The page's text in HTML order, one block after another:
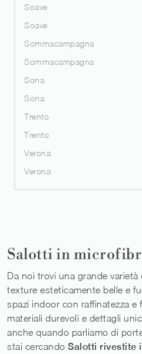
Soave
Soave
Sommacampagna
Sommacampagna
Sona
Sona
Trento
Trento
Verona
Verona
Salotti in
Da noi trovi una grande varietà
texture esteticamente belle e
spazi indoor con raffinatezza e
materiali durevoli e dettagli
anche quando parliamo di
stai cercando Salotti rivestite